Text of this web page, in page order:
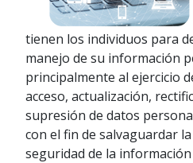
tienen los individuos para
manejo de su información
principalmente al ejercicio
acceso, actualización,
supresión de datos
con el fin de salvaguardar
seguridad de la información